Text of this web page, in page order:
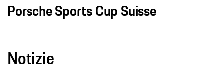
Porsche Sports Cup Suisse
Notizie